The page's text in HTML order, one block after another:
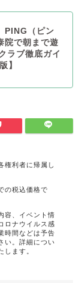
PING（ピン
院で朝まで遊
ラブ徹底ガイ
】
権利者に帰属し
の税込価格で
容、イベント情
ロナウイルス感
時間などは予告
い。詳細につい
します。